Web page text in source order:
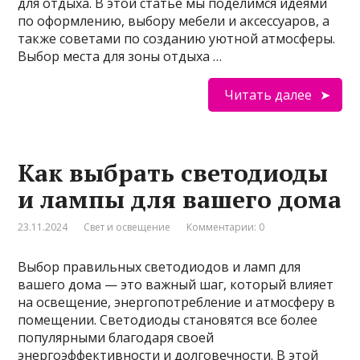
по оформлению, выбору мебели и аксессуаров, а
также советами по созданию уютной атмосферы.
Выбор места для зоны отдыха …
Читать далее
Как выбрать светодиоды
и лампы для вашего дома
23.11.2024 Свет и освещение Комментарии: 0
Выбор правильных светодиодов и ламп для
вашего дома — это важный шаг, который влияет
на освещение, энергопотребление и атмосферу в
помещении. Светодиоды становятся все более
популярными благодаря своей
энергоэффективности и долговечности. В этой